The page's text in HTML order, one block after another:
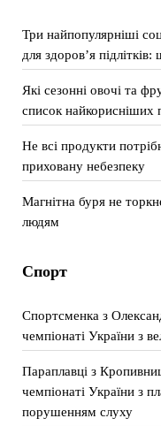
Три найпопулярніші
для здоров’я
Які сезонні овочі та
список найкорисніших
Не всі продукти
приховану небезпеку
Магнітна буря не
людям
Спорт
Спортсменка з
чемпіонаті України з
Параплавці з
чемпіонаті України з
порушенням слуху